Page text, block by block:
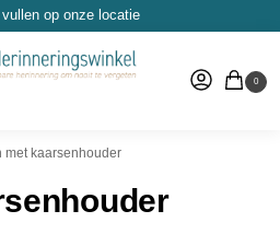
op onze locatie
0
met kaarsenhouder